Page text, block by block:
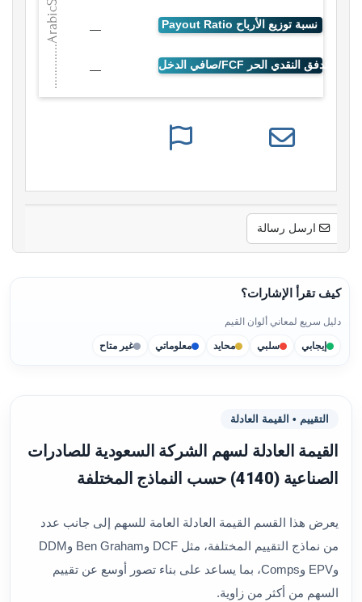
—
—
ارسل رسالة
كيف تقرأ الإشارات؟
دليل سريع لمعاني ألوان القيم
إيجابي سلبي محايد معلوماتي غير متاح
التقييم • القيمة العادلة
القيمة العادلة لسهم الشركة السعودية للصادرات
الصناعية (4140) حسب النماذج المختلفة
يعرض هذا القسم القيمة العادلة العامة للسهم إلى جانب عدد
من نماذج التقييم المختلفة، مثل DCF وBen Graham وDDM
وEPV وComps، بما يساعد على بناء تصور أوسع عن تقييم
السهم من أكثر من زاوية.